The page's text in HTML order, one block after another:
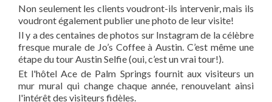
Non seulement les clients voudront-ils intervenir, mais ils
voudront également publier une photo de leur visite!
Il y a des centaines de photos sur Instagram de la célèbre
fresque murale de Jo’s Coffee à Austin. C’est même une
étape du tour Austin Selfie (oui, c’est un vrai tour!).
Et l'hôtel Ace de Palm Springs fournit aux visiteurs un
mur mural qui change chaque année, renouvelant ainsi
l'intérêt des visiteurs fidèles.